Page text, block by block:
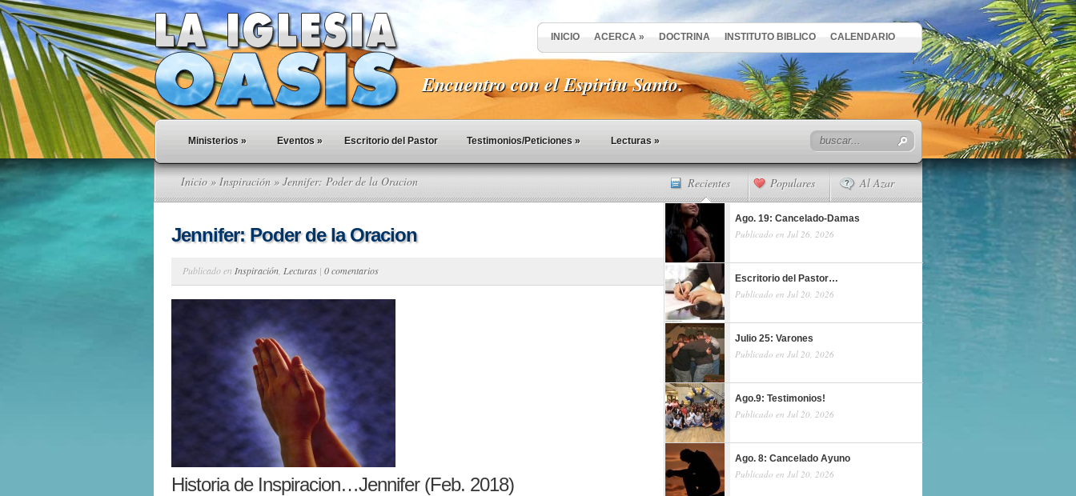
INICIO ACERCA » DOCTRINA INSTITUTO BIBLICO CALENDARIO
Encuentro con el Espiritu Santo.
Ministerios » Eventos » Escritorio del Pastor Testimonios/Peticiones » Lecturas »
Inicio » Inspiración » Jennifer: Poder de la Oracion
Jennifer: Poder de la Oracion
Publicado en Inspiración Lecturas | 0 comentarios
Historia de Inspiracion…Jennifer (Feb. 2018)
Recientes Populares Al Azar
Ago. 19: Cancelado-Damas
Publicado en Jul 26, 2026
Escritorio del Pastor…
Publicado en Jul 20, 2026
Julio 25: Varones
Publicado en Jul 20, 2026
Ago.9: Testimonios!
Publicado en Jul 20, 2026
Ago. 8: Cancelado Ayuno
Publicado en Jul 20, 2026